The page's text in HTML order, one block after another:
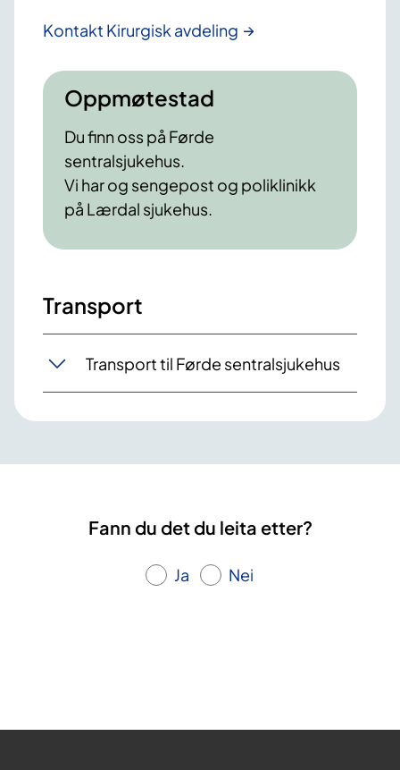
Kontakt Kirurgisk avdeling
Oppmøtestad
Du finn oss på Førde
sentralsjukehus.
Vi har og sengepost og poliklinikk
på Lærdal sjukehus.
Transport
Transport til Førde sentralsjukehus
Fann du det du leita etter?
Ja Nei